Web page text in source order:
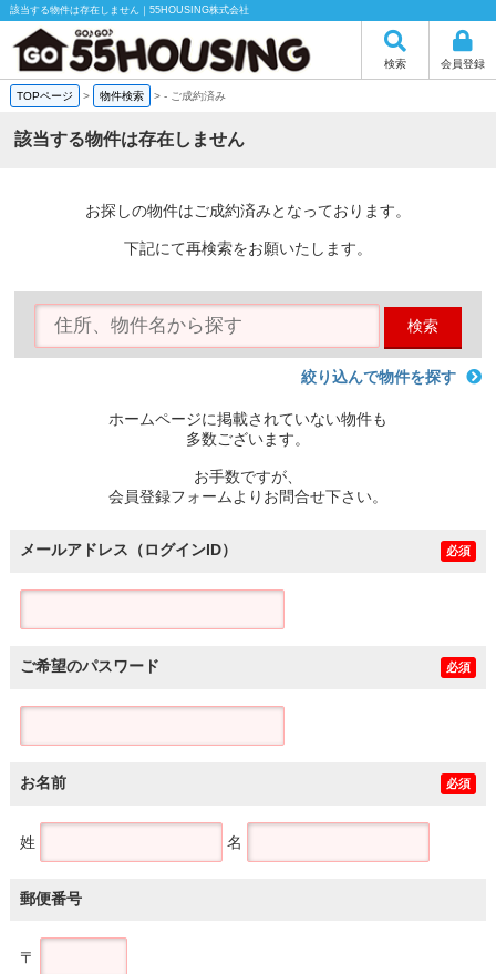
該当する物件は存在しません｜55HOUSING株式会社
検索 会員登録
TOPページ > 物件検索 >- ご成約済み
該当する物件は存在しません
お探しの物件はご成約済みとなっております。
下記にて再検索をお願いたします。
検索
絞り込んで物件を探す
ホームページに掲載されていない物件も
多数ございます。
お手数ですが、
会員登録フォームよりお問合せ下さい。
メールアドレス（ログインID） 必須
ご希望のパスワード 必須
お名前 必須
姓 名
郵便番号
〒